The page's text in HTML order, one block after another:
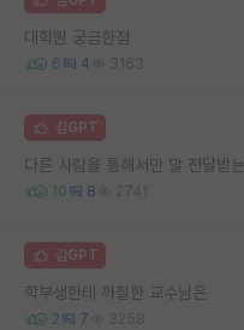
대학원 궁금한점
6 4 3163
김GPT
다른 사람을 통해서만 말 전달받
10 8 2741
김GPT
학부생한테 까칠한 교수님은
2 7 3258